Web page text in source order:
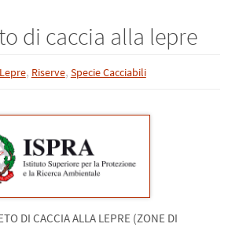
di caccia alla lepre
Lepre, Riserve, Specie Cacciabili
DI CACCIA ALLA LEPRE (ZONE DI